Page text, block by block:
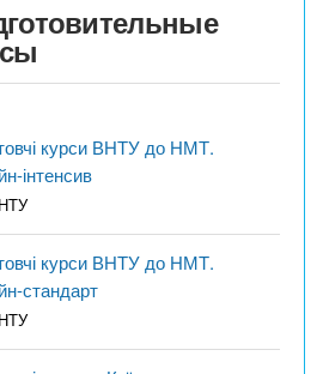
курси ВНТУ до НМТ.
інтенсив
курси ВНТУ до НМТ.
стандарт